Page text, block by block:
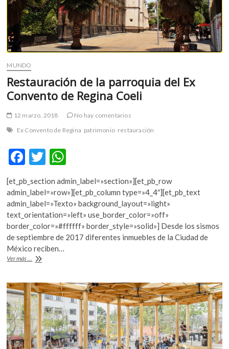
MUNDO
Restauración de la parroquia del Ex
Convento de Regina Coeli
12 marzo, 2018
No hay comentarios
Ex Convento de Regina patrimonio restauración
F
e
b
o
o
k
T
itt
er
at
s
A
p
[et_pb_section admin_label=»section»][et_pb_row
admin_label=»row»][et_pb_column type=»4_4″][et_pb_text
admin_label=»Texto» background_layout=»light»
text_orientation=»left» use_border_color=»off»
border_color=»#ffffff» border_style=»solid»] Desde los sismos
de septiembre de 2017 diferentes inmuebles de la Ciudad de
México reciben…
Ver más ...
Restauración
parroquia
del
Ex
Convento
de
Regina
Coeli